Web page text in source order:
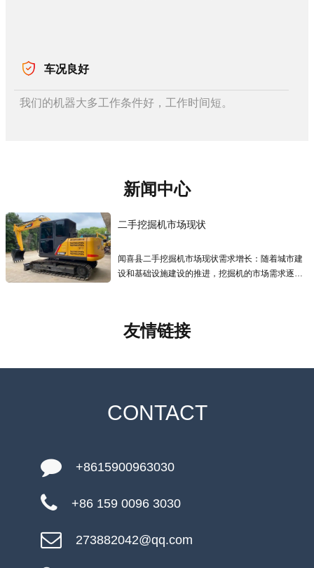
车况良好
我们的机器大多工作条件好，工作时间短。
新闻中心
二手挖掘机市场现状
闻喜县二手挖掘机市场现状需求增长：随着城市建
设和基础设施建设的推进，挖掘机的市场需求逐年
友情链接
CONTACT
+8615900963030
+86 159 0096 3030
273882042@qq.com